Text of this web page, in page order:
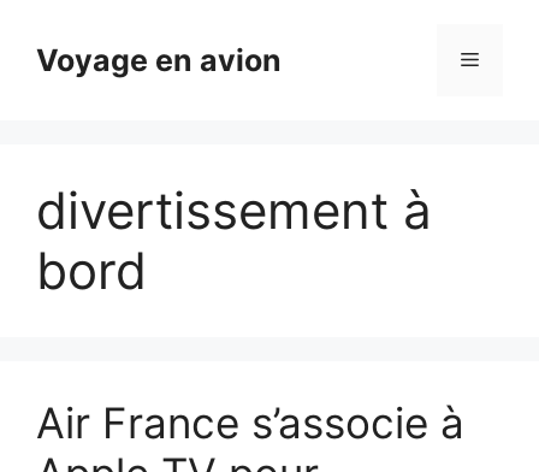
contenuVoyage en avion Menu
divertissement à
bord
Air France s’associe à